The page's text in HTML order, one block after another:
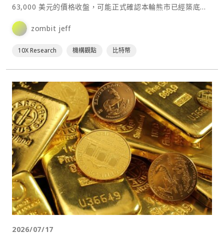
63,000 美元的價格收盤，可能正式確認本輪熊市已經築底，
並觸發多項技術指標轉向看多。⋯
zombit jeff
10X Research 機構觀點 比特幣
2026/07/17